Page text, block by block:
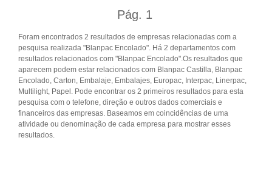
Pág. 1
Foram encontrados 2 resultados de empresas relacionadas com a
pesquisa realizada "Blanpac Encolado". Há 2 departamentos com
resultados relacionados com "Blanpac Encolado".Os resultados que
aparecem podem estar relacionados com Blanpac Castilla, Blanpac
Encolado, Carton, Embalaje, Embalajes, Europac, Interpac, Linerpac,
Multilight, Papel. Pode encontrar os 2 primeiros resultados para esta
pesquisa com o telefone, direção e outros dados comerciais e
financeiros das empresas. Baseamos em coincidências de uma
atividade ou denominação de cada empresa para mostrar esses
resultados.